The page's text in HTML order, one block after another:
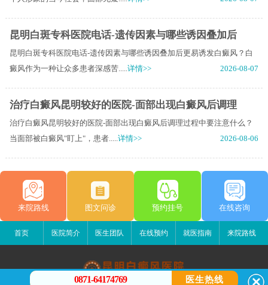
昆明白斑专科医院电话-遗传因素与哪些诱因叠加后
昆明白斑专科医院电话-遗传因素与哪些诱因叠加后更易诱发白癜风？白
癜风作为一种让众多患者深感苦.....详情>> 2026-08-07
治疗白癜风昆明较好的医院-面部出现白癜风后调理
治疗白癜风昆明较好的医院-面部出现白癜风后调理过程中要注意什么？
当面部被白癜风"盯上"，患者.....详情>> 2026-08-06
来院路线 图文问诊 预约挂号 在线咨询
首页 医院简介 医生团队 在线预约 就医指南 来院路线
0871-64174769 医生热线